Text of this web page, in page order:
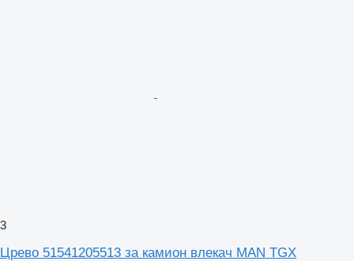
3
Црево 51541205513 за камион влекач MAN TGX